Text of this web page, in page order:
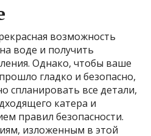
возможность
воде и получить
Однако, чтобы ваше
гладко и безопасно,
спланировать все детали,
катера и
правил безопасности.
изложенным в этой